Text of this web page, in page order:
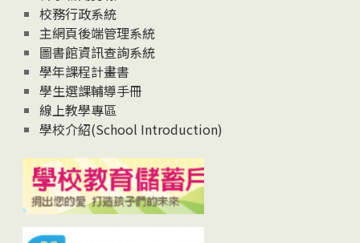
校務行政系統
主網頁後端管理系統
圖書館資訊查詢系統
學年課程計畫書
學生選課輔導手冊
線上教學專區
學校介紹(School Introduction)